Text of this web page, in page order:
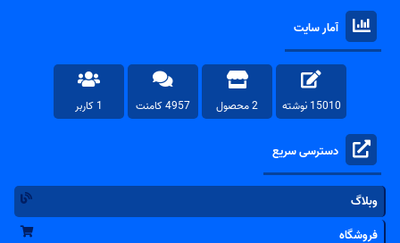
آمار سایت
15010 نوشته 2 محصول 4957 کامنت 1 کاربر
دسترسی سریع
وبلاگ
فروشگاه